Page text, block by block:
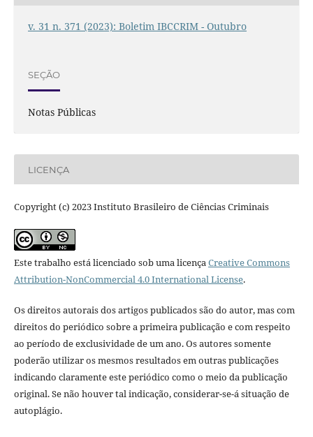
v. 31 n. 371 (2023): Boletim IBCCRIM - Outubro
SEÇÃO
Notas Públicas
LICENÇA
Copyright (c) 2023 Instituto Brasileiro de Ciências Criminais
Este trabalho está licenciado sob uma licençaCreative Commons
Attribution-NonCommercial 4.0 International License.
Os direitos autorais dos artigos publicados são do autor, mas com
direitos do periódico sobre a primeira publicação e com respeito
ao período de exclusividade de um ano. Os autores somente
poderão utilizar os mesmos resultados em outras publicações
indicando claramente este periódico como o meio da publicação
original. Se não houver tal indicação, considerar-se-á situação de
autoplágio.